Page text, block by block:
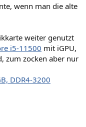
wenn man die alte
weiter genutzt
i5-11500 mit iGPU,
zum zocken aber nur
DDR4-3200